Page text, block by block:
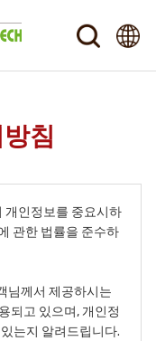
침
개인정보를 중요시하
관한 법률을 준수하
님께서 제공하시는
되고 있으며, 개인정
는지 알려드립니다.